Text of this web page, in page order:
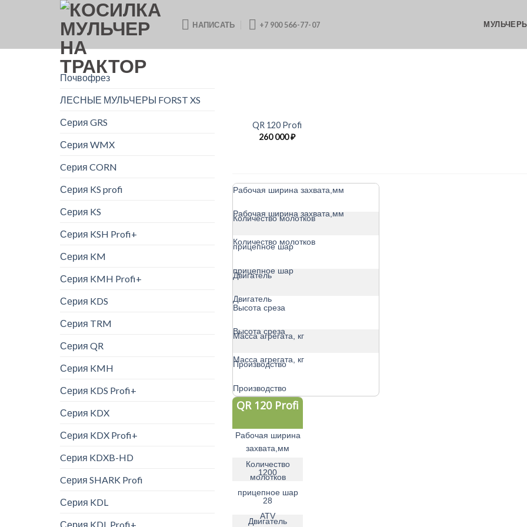
НАПИСАТЬ +7 900 566-77-07
Почвофрез
ЛЕСНЫЕ МУЛЬЧЕРЫ FORST XS
Серия GRS
Серия WMX
Cерия CORN
Серия KS profi
Серия KS
Серия KSH Profi+
Серия KM
Серия KMH Profi+
Серия KDS
Серия TRM
Серия QR
Серия KMH
Серия KDS Profi+
Серия KDX
Серия KDX Profi+
Cерия KDXB-HD
Cерия SHARK Profi
Серия KDL
Серия KDL Profi+
QR 120 Profi
260 000₽
Рабочая ширина захвата,мм
Рабочая ширина захвата,мм
Количество молотков
Количество молотков
прицепное шар
прицепное шар
Двигатель
Двигатель
Высота среза
Высота среза
Масса агрегата, кг
Масса агрегата, кг
Производство
Производство
QR 120 Profi
Рабочая ширина
захвата,мм
1200
Количество
молотков
28
прицепное шар
ATV
Двигатель